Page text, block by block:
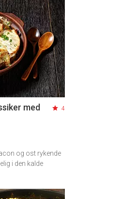
med
4
og ost rykende
i den kalde